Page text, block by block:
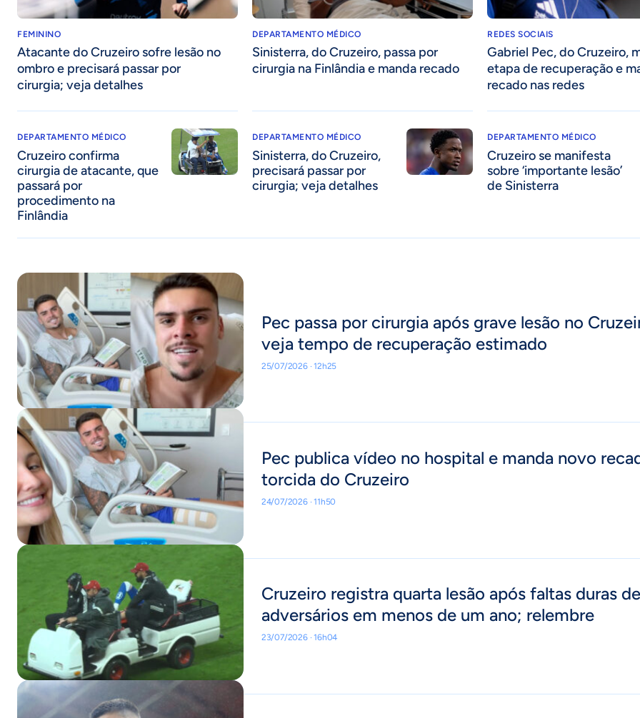
FEMININO
Atacante do Cruzeiro sofre lesão no
ombro e precisará passar por
cirurgia; veja detalhes
DEPARTAMENTO MÉDICO
Sinisterra, do Cruzeiro, passa por
cirurgia na Finlândia e manda recado
REDES SOCIAIS
Gabriel Pec, do Cruzeiro,
etapa de recuperação e
recado nas redes
DEPARTAMENTO MÉDICO
Cruzeiro confirma
cirurgia de atacante, que
passará por
procedimento na
Finlândia
DEPARTAMENTO MÉDICO
Sinisterra, do Cruzeiro,
precisará passar por
cirurgia; veja detalhes
DEPARTAMENTO MÉDICO
Cruzeiro se manifesta
sobre ‘importante lesão’
de Sinisterra
Pec passa por cirurgia após grave lesão no
veja tempo de recuperação estimado
25/07/2026 · 12h25
Pec publica vídeo no hospital e manda novo
torcida do Cruzeiro
24/07/2026 · 11h50
Cruzeiro registra quarta lesão após faltas duras de
adversários em menos de um ano; relembre
23/07/2026 · 16h04